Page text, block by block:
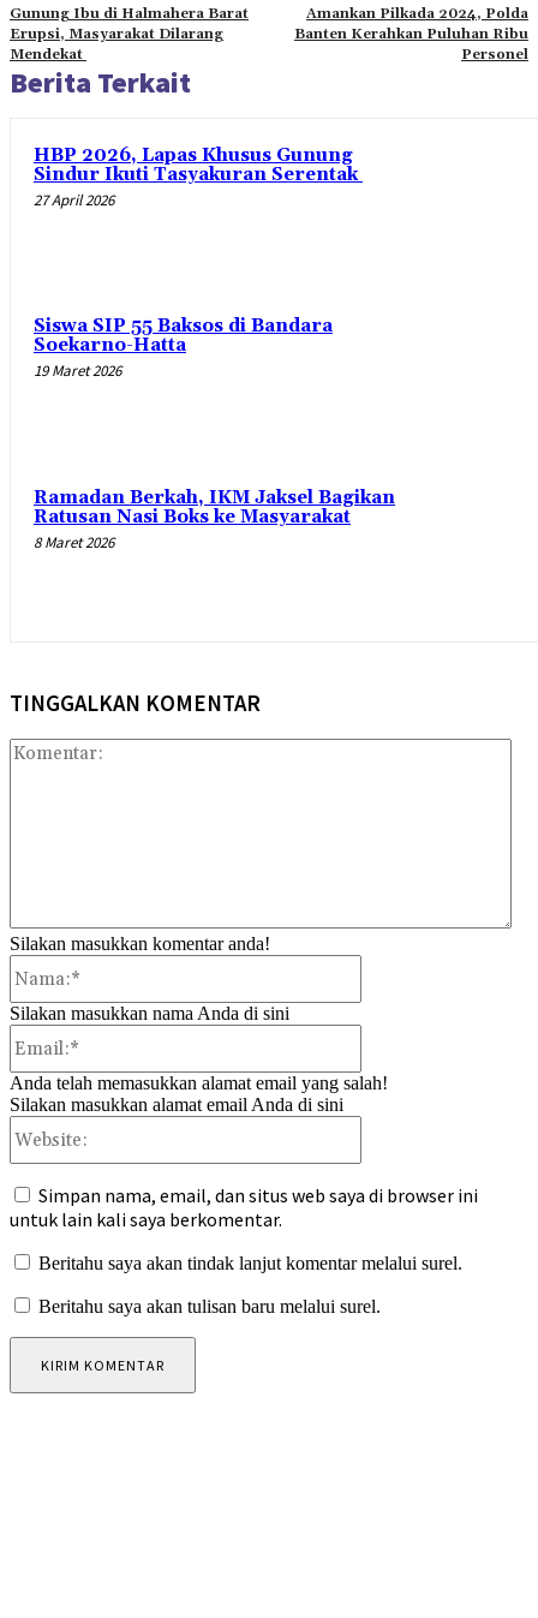
Gunung Ibu di Halmahera Barat
Erupsi, Masyarakat Dilarang
Mendekat
Amankan Pilkada 2024, Polda
Banten Kerahkan Puluhan Ribu
Personel
Berita Terkait
HBP 2026, Lapas Khusus Gunung
Sindur Ikuti Tasyakuran Serentak
27 April 2026
Siswa SIP 55 Baksos di Bandara
Soekarno-Hatta
19 Maret 2026
Ramadan Berkah, IKM Jaksel Bagikan
Ratusan Nasi Boks ke Masyarakat
8 Maret 2026
TINGGALKAN KOMENTAR
Silakan masukkan komentar anda!
Silakan masukkan nama Anda di sini
Anda telah memasukkan alamat email yang salah!
Silakan masukkan alamat email Anda di sini
Simpan nama, email, dan situs web saya di browser ini
untuk lain kali saya berkomentar.
Beritahu saya akan tindak lanjut komentar melalui surel.
Beritahu saya akan tulisan baru melalui surel.